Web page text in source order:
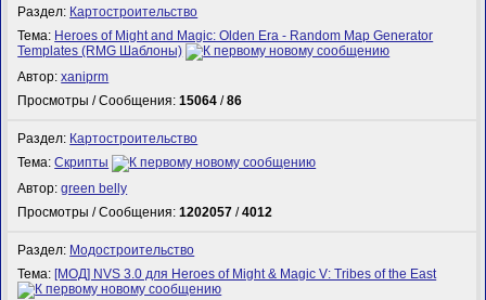
Раздел: Картостроительство
Тема: Heroes of Might and Magic: Olden Era - Random Map Generator
Templates (RMG Шаблоны)
Автор:xaniprm
Просмотры / Сообщения:15064 /86
Раздел: Картостроительство
Тема:Скрипты
Автор:green belly
Просмотры / Сообщения:1202057 /4012
Раздел: Модостроительство
Тема: [МОД] NVS 3.0 для Heroes of Might & Magic V: Tribes of the East